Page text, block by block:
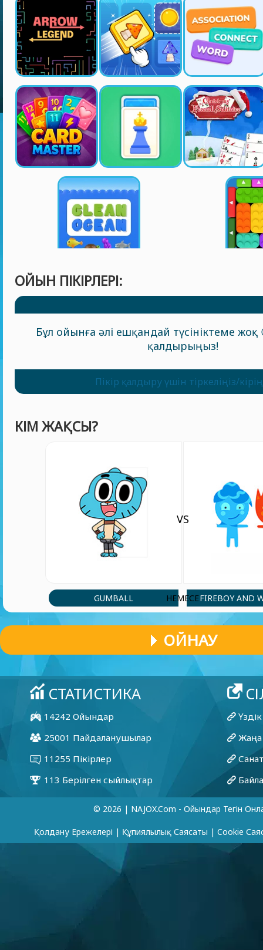
ОЙЫН ПІКІРЛЕРІ:
Бұл ойынға әлі ешқандай түсініктеме жоқ
қалдырыңыз!
Пікір қалдыру үшін тіркеліңіз/
КІМ ЖАҚСЫ?
GUMBALL
VS
НЕМЕСЕFIREBOY AND
ОЙНАУ
© 2026 | NAJOX.com - Ойындар Тегін
Қолдану Ережелері | Құпиялылық Саясаты | Cookie